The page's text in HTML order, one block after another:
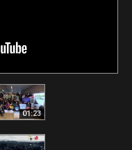
01:23